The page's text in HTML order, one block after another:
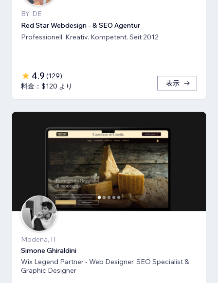
BY, DE
Red Star Webdesign - & SEO Agentur
Professionell. Kreativ. Kompetent. Seit 2012
4.9 (129)
料金：$120 より
表示
Modena, IT
Simone Ghiraldini
Wix Legend Partner - Web Designer, SEO Specialist &
Graphic Designer